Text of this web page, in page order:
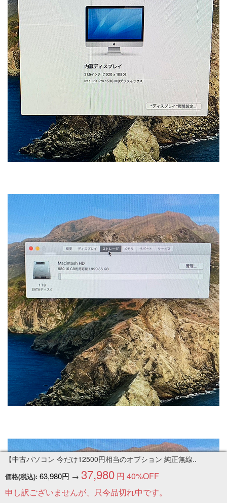
【中古パソコン 今だけ12500円相当のオプション 純正無線..
価格(税込): 63,980円 → 37,980 円 40%OFF
申し訳ございませんが、只今品切れ中です。